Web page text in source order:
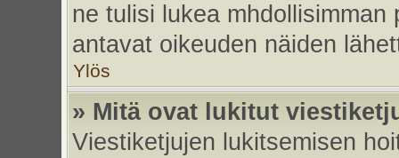
ne tulisi lukea
antavat oikeuden näiden
Ylös
» Mitä ovat lukitut
Viestiketjujen lukitsemisen